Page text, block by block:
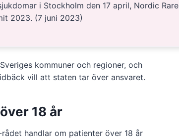
i Stockholm den 17 april, Nordic Rare
2023. (7 juni 2023)
kommuner och regioner, och
vill att staten tar över ansvaret.
18 år
handlar om patienter över 18 år